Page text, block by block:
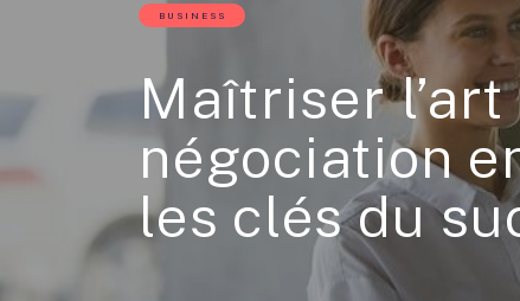
BUSINESS
Maîtriser
négociation
les clés du